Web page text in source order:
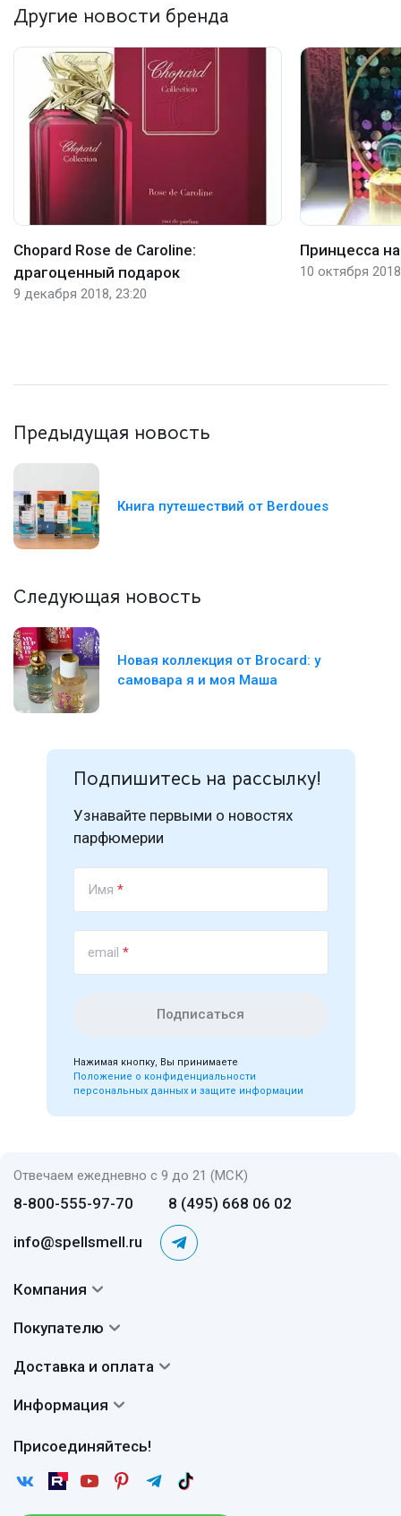
Другие новости бренда
Chopard Rose de Caroline:
драгоценный подарок
9 декабря 2018, 23:20
Принцесса
10 октября
Предыдущая новость
Книга путешествий от Berdoues
Следующая новость
Новая коллекция от Brocard: у
самовара я и моя Маша
Подпишитесь на рассылку!
Узнавайте первыми о новостях
парфюмерии
Имя *
email *
Подписаться
Нажимая кнопку, Вы принимаете
Положение о конфиденциальности
персональных данных и защите информации
Отвечаем ежедневно с 9 до 21 (МСК)
8-800-555-97-70 8 (495) 668 06 02
info@spellsmell.ru
Присоединяйтесь!
Компания
Авторы
Сертификаты
Покупателю
Вопросы и ответы
Отзывы
Статьи
Доставка и оплата
Доставка
Возврат
Информация
Пользовательское соглашение